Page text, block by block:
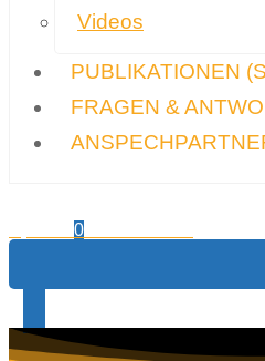
Videos
PUBLIKATIONEN
FRAGEN &
0